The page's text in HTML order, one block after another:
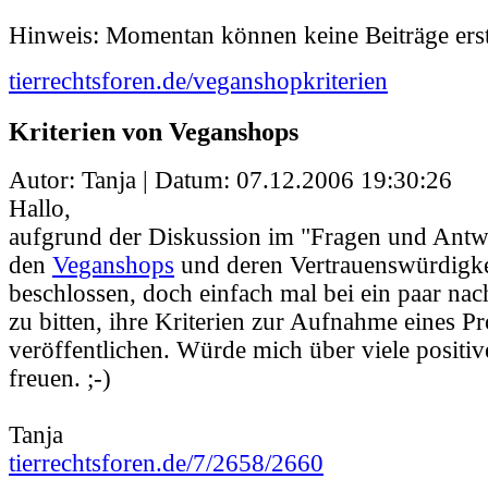
Hinweis: Momentan können keine Beiträge
tierrechtsforen.de/veganshopkriterien
Kriterien von Veganshops
Autor: Tanja | Datum: 07.12.2006 19:30:26
Hallo,
aufgrund der Diskussion im "Fragen und
den Veganshops und deren
beschlossen, doch einfach mal bei ein paar
zu bitten, ihre Kriterien zur Aufnahme eines
veröffentlichen. Würde mich über viele
freuen. ;-)
Tanja
tierrechtsforen.de/7/2658/2660